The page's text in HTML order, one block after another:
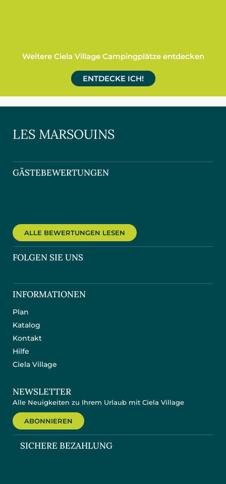
Weitere Ciela Village Campingplätze entdecken
ENTDECKE ICH!
LES MARSOUINS
GÄSTEBEWERTUNGEN
ALLE BEWERTUNGEN LESEN
FOLGEN SIE UNS
INFORMATIONEN
Plan
Katalog
Kontakt
Hilfe
Ciela Village
NEWSLETTER
Alle Neuigkeiten zu Ihrem Urlaub mit Ciela Village
ABONNIEREN
SICHERE BEZAHLUNG